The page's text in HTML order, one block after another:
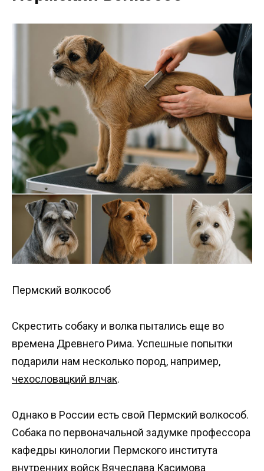
Пермский волкособ
Скрестить собаку и волка пытались еще во
времена Древнего Рима. Успешные попытки
подарили нам несколько пород, например,
чехословацкий влчак.
Однако в России есть свой Пермский волкособ.
Собака по первоначальной задумке профессора
кафедры кинологии Пермского института
внутренних войск Вячеслава Касимова